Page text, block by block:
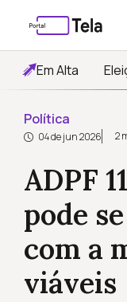
Em Alta
Política
04 de jun 2026 2
ADPF
pode
com a
viáveis